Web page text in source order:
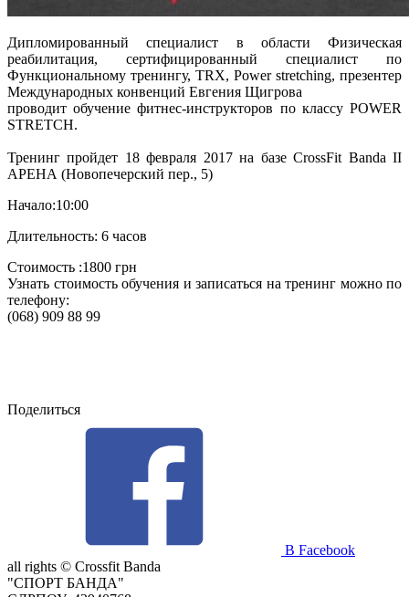
Дипломированный специалист в области Физическая
реабилитация, сертифицированный специалист по
Функциональному тренингу, TRX, Power stretching, презентер
Международных конвенций Евгения Щигрова
проводит обучение фитнес-инструкторов по классу POWER
STRETCH.
Тренинг пройдет 18 февраля 2017 на базе CrossFit Banda II
АРЕНА (Новопечерский пер., 5)
Начало:10:00
Длительность: 6 часов
Стоимость :1800 грн
Узнать стоимость обучения и записаться на тренинг можно по
телефону:
(068) 909 88 99
Поделиться
В Facebook
all rights © Crossfit Banda
"СПОРТ БАНДА"